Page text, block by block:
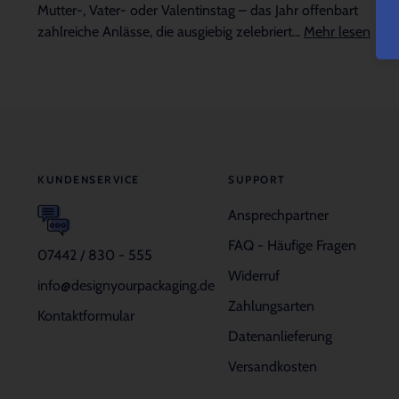
Mutter-, Vater- oder Valentinstag – das Jahr offenbart
zahlreiche Anlässe, die ausgiebig zelebriert... Mehr lesen
KUNDENSERVICE
07442 / 830 - 555
info@designyourpackaging.de
Kontaktformular
SUPPORT
Ansprechpartner
FAQ - Häufige Fragen
Widerruf
Zahlungsarten
Datenanlieferung
Versandkosten